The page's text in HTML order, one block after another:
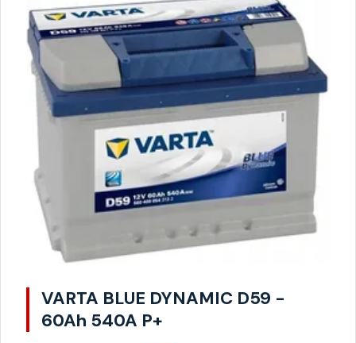
VARTA BLUE DYNAMIC D59 -
60Ah 540A P+